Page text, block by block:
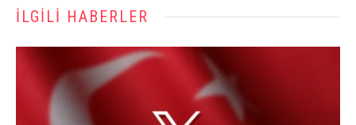
İLGILI HABERLER